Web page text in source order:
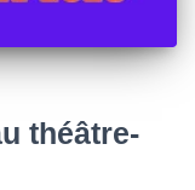
théâtre-